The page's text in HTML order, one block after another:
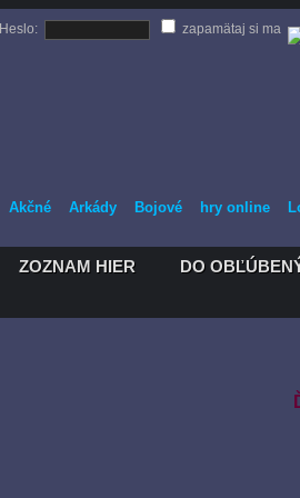
Heslo: zapamätaj si ma
Akčné Arkády Bojové hry online
ZOZNAM HIER
ZOZNAM HIER DO
DO